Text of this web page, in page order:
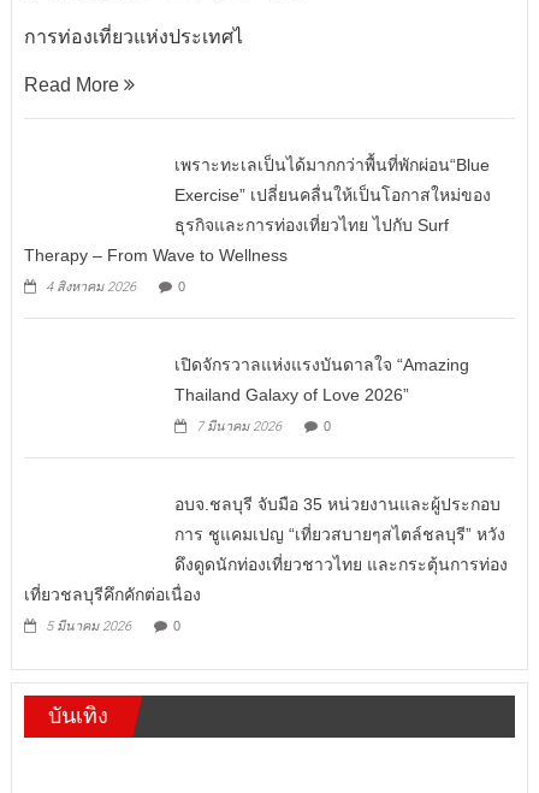
การท่องเที่ยวแห่งประเทศไ
Read More
เพราะทะเลเป็นได้มากกว่าพื้นที่พักผ่อน“Blue
Exercise” เปลี่ยนคลื่นให้เป็นโอกาสใหม่ของ
ธุรกิจและการท่องเที่ยวไทย ไปกับ Surf
Therapy – From Wave to Wellness
4 สิงหาคม 2026 0
เปิดจักรวาลแห่งแรงบันดาลใจ “Amazing
Thailand Galaxy of Love 2026”
7 มีนาคม 2026 0
อบจ.ชลบุรี จับมือ 35 หน่วยงานและผู้ประกอบ
การ ชูแคมเปญ “เที่ยวสบายๆสไตล์ชลบุรี” หวัง
ดึงดูดนักท่องเที่ยวชาวไทย และกระตุ้นการท่อง
เที่ยวชลบุรีคึกคักต่อเนื่อง
5 มีนาคม 2026 0
บันเทิง